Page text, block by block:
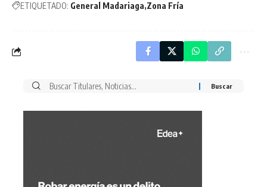
ETIQUETADO: General Madariaga Zona Fría
Buscar